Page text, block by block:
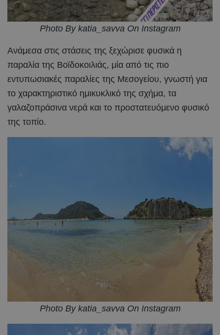
Photo By katia_savva On Instagram
Ανάμεσα στις στάσεις της ξεχώρισε φυσικά η
παραλία της Βοϊδοκοιλιάς, μία από τις πιο
εντυπωσιακές παραλίες της Μεσογείου, γνωστή για
το χαρακτηριστικό ημικυκλικό της σχήμα, τα
γαλαζοπράσινα νερά και το προστατευόμενο φυσικό
της τοπίο.
Photo By katia_savva On Instagram